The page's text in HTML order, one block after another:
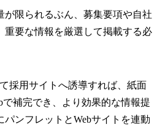
が限られるぶん、募集要項や自社
重要な情報を厳選して掲載する必
採用サイトへ誘導すれば、紙面
で補完でき、より効果的な情報提
ンフレットとWebサイトを連動